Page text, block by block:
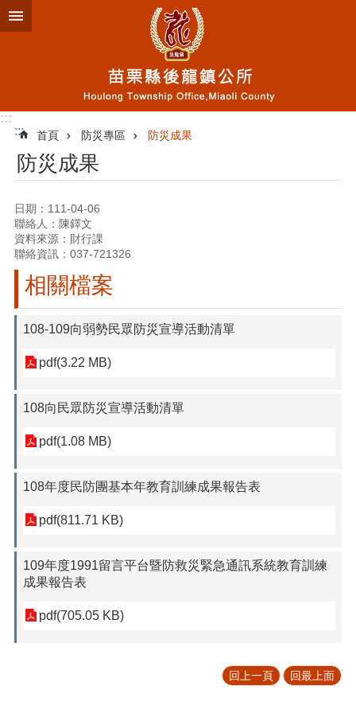
跳到主要內容區塊
:::
:::
首頁 防災專區 防災成果
防災成果
日期：111-04-06
聯絡人：陳鐸文
資料來源：財行課
聯絡資訊：037-721326
相關檔案
108-109向弱勢民眾防災宣導活動清單
pdf(3.22 MB)
108向民眾防災宣導活動清單
pdf(1.08 MB)
108年度民防團基本年教育訓練成果報告表
pdf(811.71 KB)
109年度1991留言平台暨防救災緊急通訊系統教育訓練
成果報告表
pdf(705.05 KB)
回上一頁 回最上面